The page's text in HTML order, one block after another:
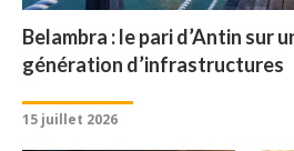
Belambra : le pari d’Antin sur
génération d’infrastructures
15 juillet 2026